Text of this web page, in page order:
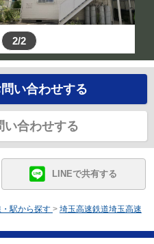
2/2
い合わせする
い合わせする
LINEで共有する
駅から探す > 埼玉高速鉄道埼玉高速